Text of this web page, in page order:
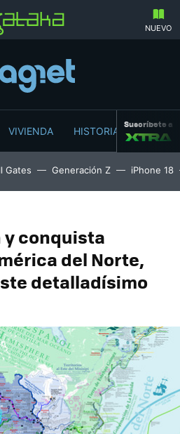
NUEVO
VIVIENDA HISTORIA
Suscríbete a
Gates Generación Z iPhone 18
y conquista
del Norte,
detalladísimo